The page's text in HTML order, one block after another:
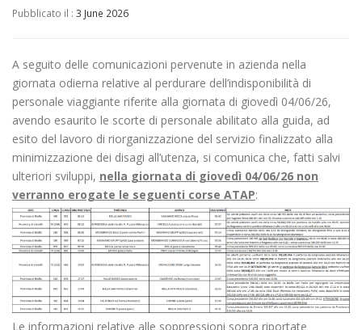
Pubblicato il : 3 June 2026
A seguito delle comunicazioni pervenute in azienda nella
giornata odierna relative al perdurare dell’indisponibilità di
personale viaggiante riferite alla giornata di giovedì 04/06/26,
avendo esaurito le scorte di personale abilitato alla guida, ad
esito del lavoro di riorganizzazione del servizio finalizzato alla
minimizzazione dei disagi all’utenza, si comunica che, fatti salvi
ulteriori sviluppi, nella giornata di giovedì 04/06/26 non
verranno erogate le seguenti corse ATAP:
Le informazioni relative alle soppressioni sopra riportate